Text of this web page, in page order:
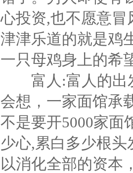
心投资,也不愿意
津津乐道的就是鸡
一只母鸡身上的希
富人:富人的出
会想，一家面馆承
不是要开5000家面
少心,累白多少根
以消化全部的资本